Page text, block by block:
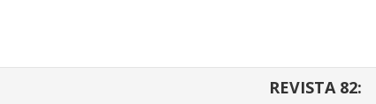
REVISTA 82: